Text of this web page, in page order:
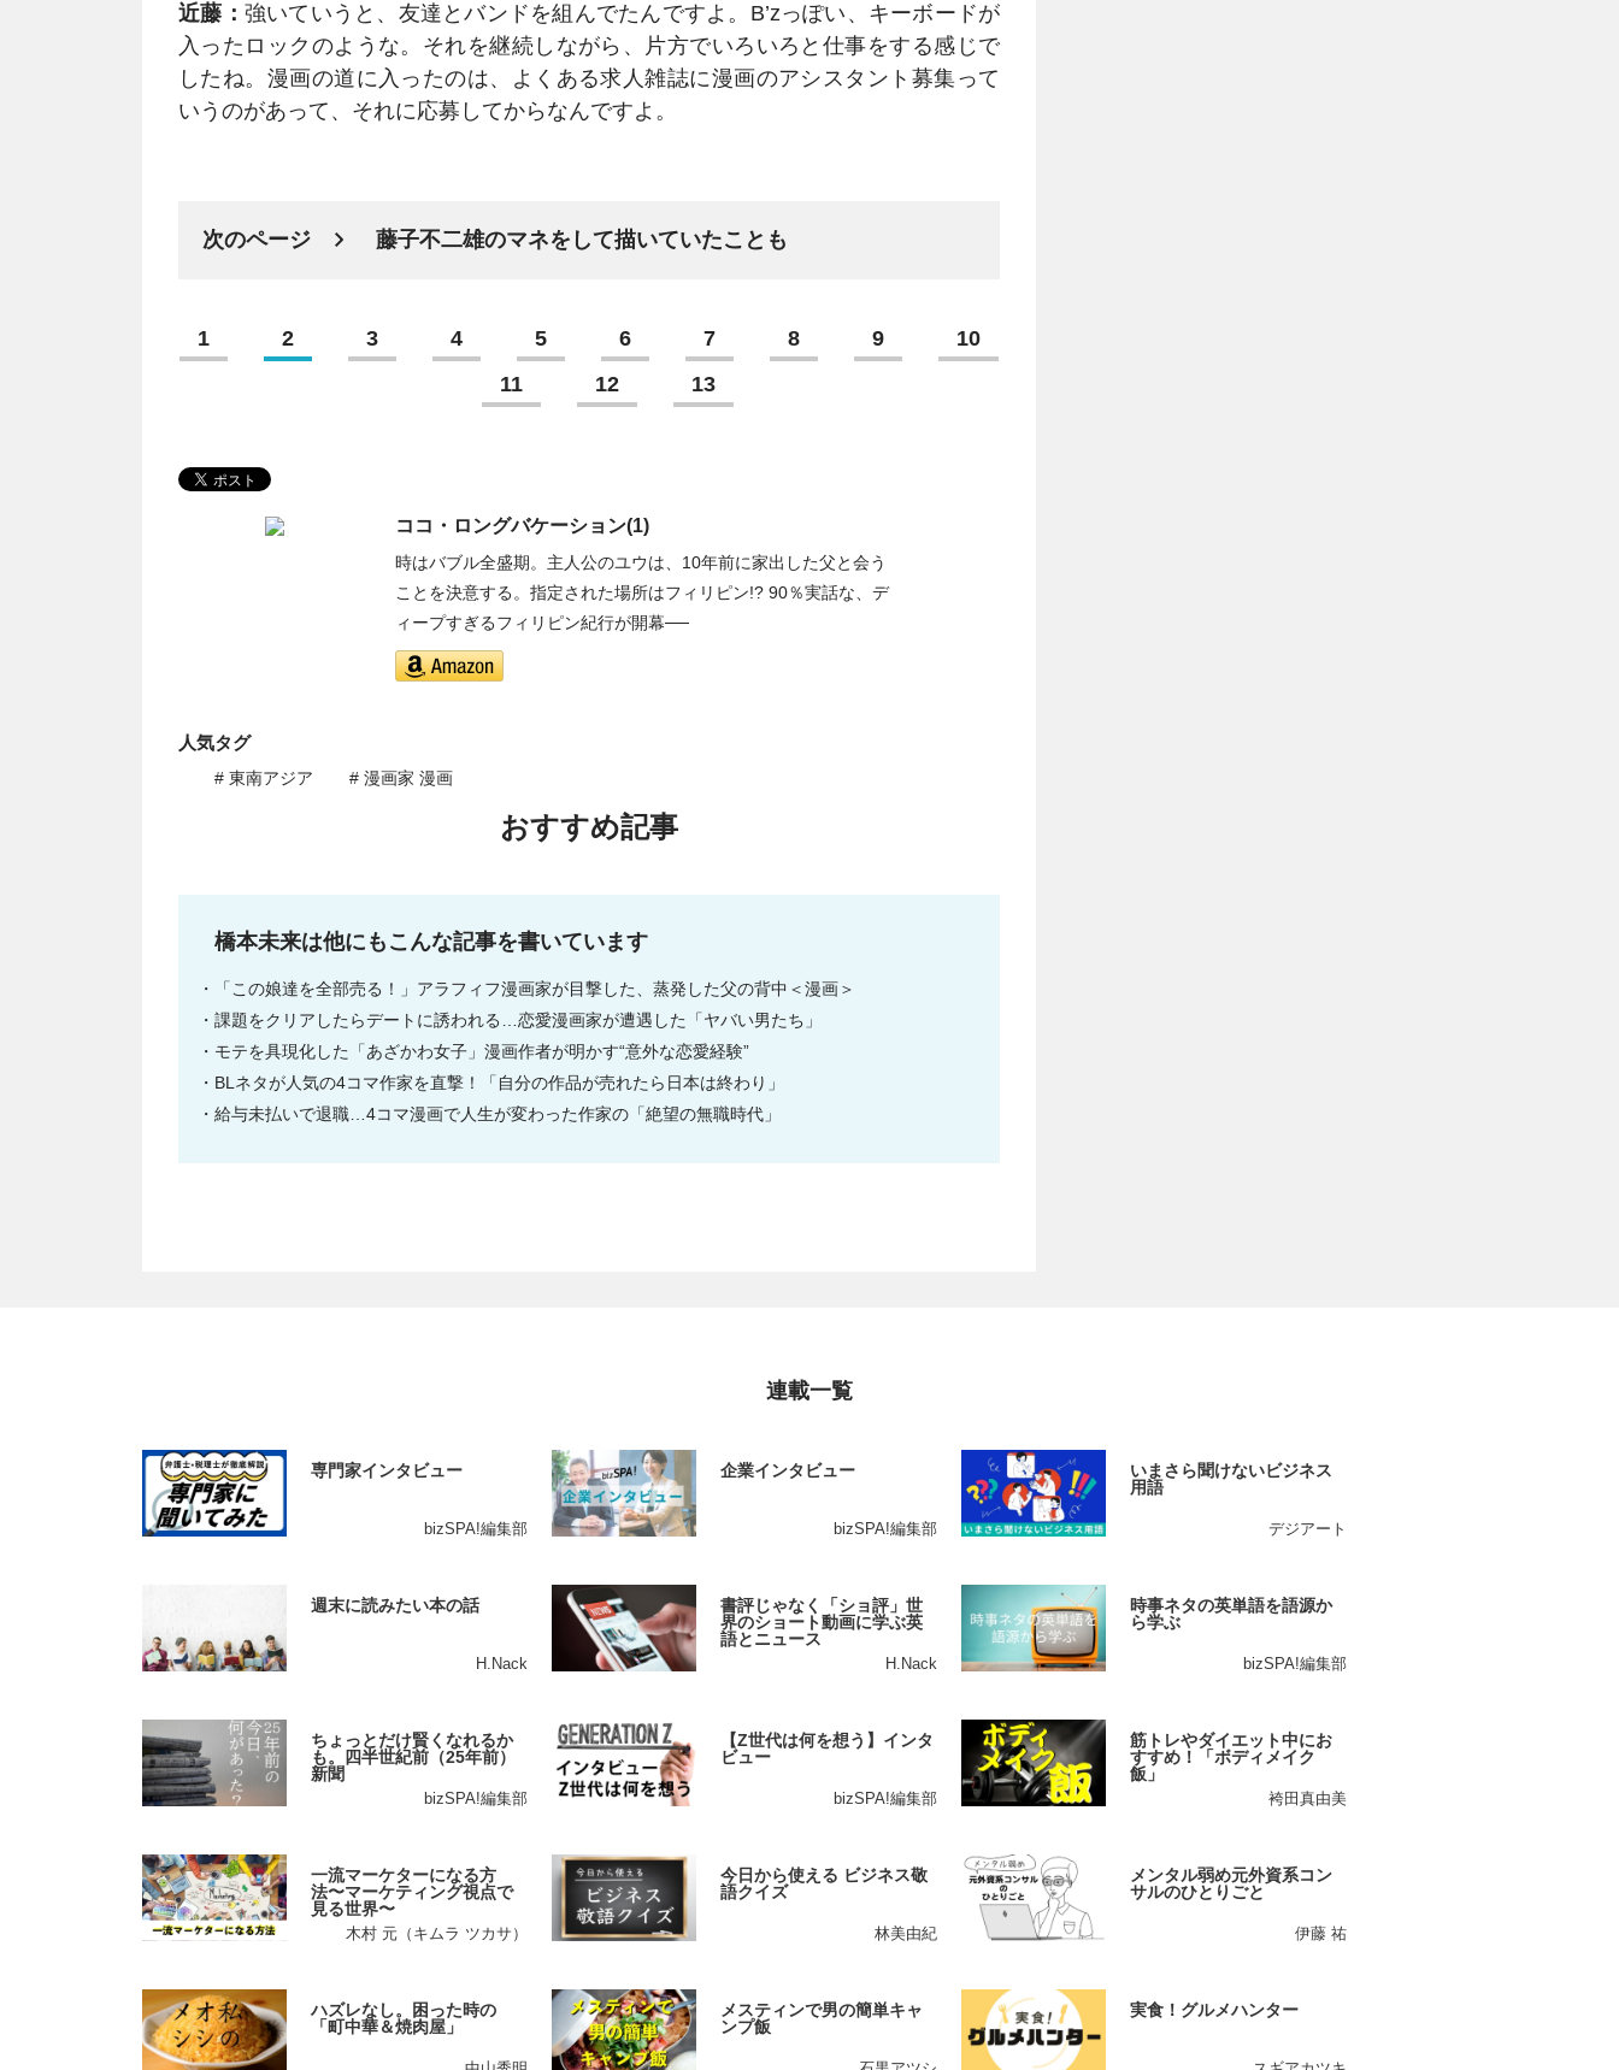
近藤： 強いていうと、友達とバンドを組んでたんですよ。B’zっぽい、キーボードが
入ったロックのような。それを継続しながら、片方でいろいろと仕事をする感じで
したね。漫画の道に入ったのは、よくある求人雑誌に漫画のアシスタント募集って
いうのがあって、それに応募してからなんですよ。
次のページ 藤子不二雄のマネをして描いていたことも
1 2 3 4 5 6 7 8 9
10
11
12 13
ココ・ロングバケーション(1)
時はバブル全盛期。主人公のユウは、10年前に家出した父と会う
ことを決意する。指定された場所はフィリピン!? 90％実話な、デ
ィープすぎるフィリピン紀行が開幕──
人気タグ
# 東南アジア # 漫画家 漫画
おすすめ記事
橋本未来は他にもこんな記事を書いています
「この娘達を全部売る！」アラフィフ漫画家が目撃した、蒸発した父の背中＜漫画＞
課題をクリアしたらデートに誘われる…恋愛漫画家が遭遇した「ヤバい男たち」
モテを具現化した「あざかわ女子」漫画作者が明かす“意外な恋愛経験”
BLネタが人気の4コマ作家を直撃！「自分の作品が売れたら日本は終わり」
給与未払いで退職…4コマ漫画で人生が変わった作家の「絶望の無職時代」
連載一覧
専門家インタビュー
bizSPA!編集部
企業インタビュー
bizSPA!編集部
いまさら聞けないビジネス
用語
デジアート
週末に読みたい本の話
H.Nack
書評じゃなく「ショ評」世
界のショート動画に学ぶ英
語とニュース
H.Nack
時事ネタの英単語を語源か
ら学ぶ
bizSPA!編集部
ちょっとだけ賢くなれるか
も。四半世紀前（25年前）
新聞
bizSPA!編集部
【Z世代は何を想う】インタ
ビュー
bizSPA!編集部
筋トレやダイエット中にお
すすめ！「ボディメイク
飯」
袴田真由美
一流マーケターになる方
法〜マーケティング視点で
見る世界〜
木村 元（キムラ ツカサ）
今日から使える ビジネス敬
語クイズ
林美由紀
メンタル弱め元外資系コン
サルのひとりごと
伊藤 祐
ハズレなし。困った時の
「町中華＆焼肉屋」
メスティンで男の簡単キャ
ンプ飯
実食！グルメハンター